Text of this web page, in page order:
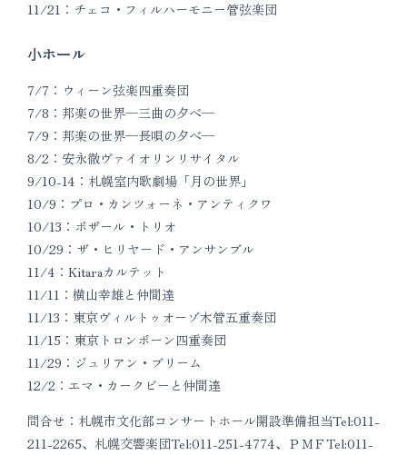
11/21：チェコ・フィルハーモニー管弦楽団
小ホール
7/7：ウィーン弦楽四重奏団
7/8：邦楽の世界─三曲の夕べ─
7/9：邦楽の世界─長唄の夕べ─
8/2：安永徹ヴァイオリンリサイタル
9/10-14：札幌室内歌劇場「月の世界」
10/9：プロ・カンツォーネ・アンティクワ
10/13：ボザール・トリオ
10/29：ザ・ヒリヤード・アンサンブル
11/4：Kitaraカルテット
11/11：横山幸雄と仲間達
11/13：東京ヴィルトゥオーゾ木管五重奏団
11/15：東京トロンボーン四重奏団
11/29：ジュリアン・ブリーム
12/2：エマ・カークビーと仲間達
問合せ：札幌市文化部コンサートホール開設準備担当Tel:011-
211-2265、札幌交響楽団Tel:011-251-4774、ＰＭＦTel:011-